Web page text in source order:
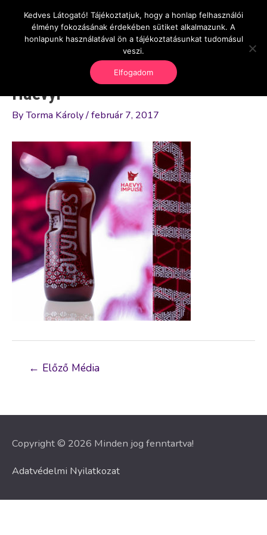
content
OnlineSeedsMan
Üzlet és szabadság
Main
Haevyl
ByTorma Károly/február 7, 2017
Bejegyzés
← Előző Média
Copyright © 2026 Minden jog fenntartva!
Adatvédelmi Nyilatkozat
Kedves Látogató! Tájékoztatjuk, hogy a honlap felhasználói
élmény fokozásának érdekében sütiket alkalmazunk. A
honlapunk használatával ön a tájékoztatásunkat tudomásul
veszi.
Elfogadom